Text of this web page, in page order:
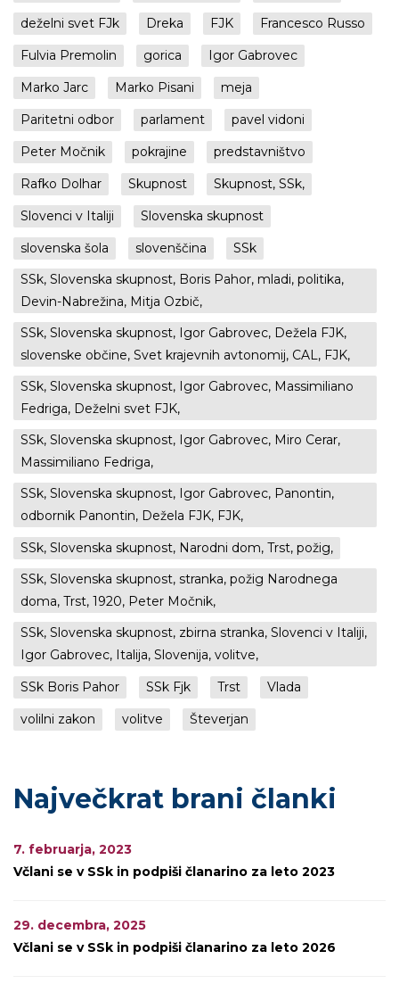
deželni svet FJk
Dreka FJK
Francesco Russo
Fulvia Premolin
gorica
Igor Gabrovec
Marko Jarc
Marko Pisani
meja
Paritetni odbor
parlament
pavel vidoni
Peter Močnik
pokrajine
predstavništvo
Rafko Dolhar
Skupnost
Skupnost, SSk,
Slovenci v Italiji
Slovenska skupnost
slovenska šola
slovenščina
SSk
SSk, Slovenska skupnost, Boris Pahor, mladi, politika,
Devin-Nabrežina, Mitja Ozbič,
SSk, Slovenska skupnost, Igor Gabrovec, Dežela FJK,
slovenske občine, Svet krajevnih avtonomij, CAL, FJK,
SSk, Slovenska skupnost, Igor Gabrovec, Massimiliano
Fedriga, Deželni svet FJK,
SSk, Slovenska skupnost, Igor Gabrovec, Miro Cerar,
Massimiliano Fedriga,
SSk, Slovenska skupnost, Igor Gabrovec, Panontin,
odbornik Panontin, Dežela FJK, FJK,
SSk, Slovenska skupnost, Narodni dom, Trst, požig,
SSk, Slovenska skupnost, stranka, požig Narodnega
doma, Trst, 1920, Peter Močnik,
SSk, Slovenska skupnost, zbirna stranka, Slovenci v Italiji,
Igor Gabrovec, Italija, Slovenija, volitve,
SSk Boris Pahor
SSk Fjk Trst
Vlada
volilni zakon
volitve Števerjan
Največkrat brani članki
7. februarja, 2023
Včlani se v SSk in podpiši članarino za leto 2023
29. decembra, 2025
Včlani se v SSk in podpiši članarino za leto 2026